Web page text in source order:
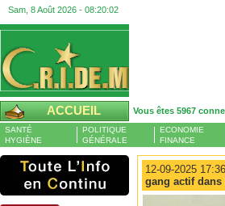
Sam, 8 Août 2026 - 08:20:03
ACCUEIL Vous êtes 5967
SANTÉ
HYGIÈNE
POLITIQUE
GÉNÉRALE
ECONOMIE
FINANCE
12-09-2025
gang actif